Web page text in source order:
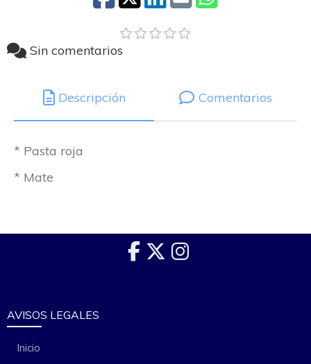
Sin comentarios
Descripción Comentarios
* Pasta roja
* Mate
AVISOS LEGALES
Inicio